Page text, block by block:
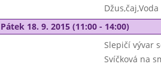
Džus,čaj,Voda
Pátek 18. 9. 2015 (11:00 - 14:00)
Slepičí vývar
Svíčková na